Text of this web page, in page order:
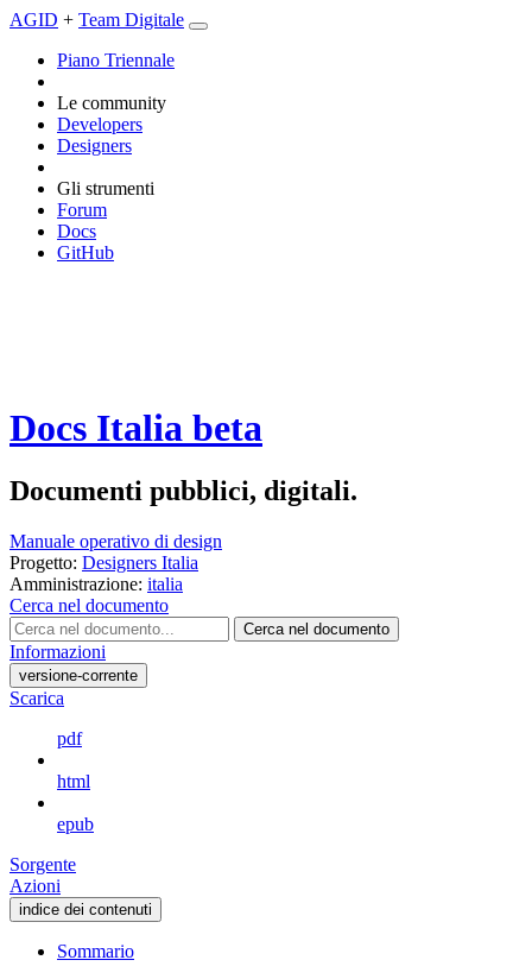
AGID + Team Digitale
Piano Triennale
Le community
Developers
Designers
Gli strumenti
Forum
Docs
GitHub
Docs Italia beta
Documenti pubblici, digitali.
Manuale operativo di design
Progetto: Designers Italia
Amministrazione: italia
Cerca nel documento
Cerca nel documento
Informazioni
versione-corrente
Scarica
pdf
html
epub
Sorgente
Azioni
indice dei contenuti
Sommario